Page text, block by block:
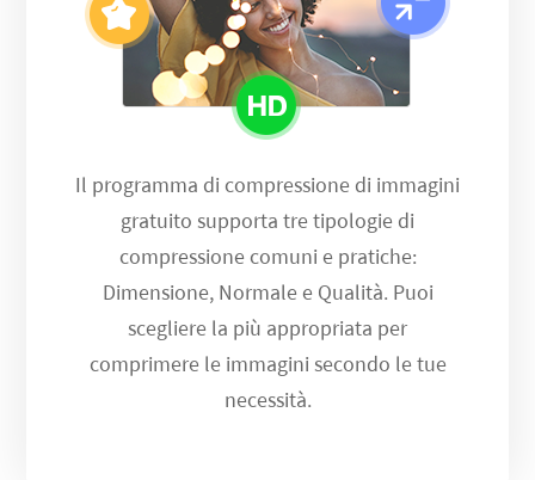
Il programma di compressione di immagini
gratuito supporta tre tipologie di
compressione comuni e pratiche:
Dimensione, Normale e Qualità. Puoi
scegliere la più appropriata per
comprimere le immagini secondo le tue
necessità.